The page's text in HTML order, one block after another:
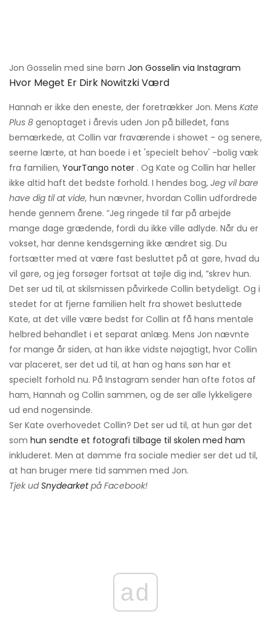
Jon Gosselin med sine børn Jon Gosselin via Instagram
Hvor Meget Er Dirk Nowitzki Værd
Hannah er ikke den eneste, der foretrækker Jon. Mens Kate
Plus 8 genoptaget i årevis uden Jon på billedet, fans
bemærkede, at Collin var fraværende i showet - og senere,
seerne lærte, at han boede i et 'specielt behov' -bolig væk
fra familien, YourTango noter . Og Kate og Collin har heller
ikke altid haft det bedste forhold. I hendes bog, Jeg vil bare
have dig til at vide, hun nævner, hvordan Collin udfordrede
hende gennem årene. ”Jeg ringede til far på arbejde
mange dage grædende, fordi du ikke ville adlyde. Når du er
vokset, har denne kendsgerning ikke ændret sig. Du
fortsætter med at være fast besluttet på at gøre, hvad du
vil gøre, og jeg forsøger fortsat at tøjle dig ind, ”skrev hun.
Det ser ud til, at skilsmissen påvirkede Collin betydeligt. Og i
stedet for at fjerne familien helt fra showet besluttede
Kate, at det ville være bedst for Collin at få hans mentale
helbred behandlet i et separat anlæg. Mens Jon nævnte
for mange år siden, at han ikke vidste nøjagtigt, hvor Collin
var placeret, ser det ud til, at han og hans søn har et
specielt forhold nu. På Instagram sender han ofte fotos af
ham, Hannah og Collin sammen, og de ser alle lykkeligere
ud end nogensinde.
Ser Kate overhovedet Collin? Det ser ud til, at hun gør det
som hun sendte et fotografi tilbage til skolen med ham
inkluderet. Men at dømme fra sociale medier ser det ud til,
at han bruger mere tid sammen med Jon.
Tjek udSnydearketpå Facebook!
ad